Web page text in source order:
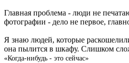
Главная проблема - люди не
фотографии - дело не первое,
Я знаю людей, которые
она пылится в шкафу. Слишком
«Когда-нибудь - это сейчас»